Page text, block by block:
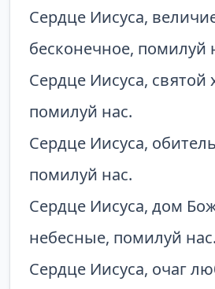
Сердце Иисуса,
бесконечное, помилуй
Сердце Иисуса,
помилуй нас.
Сердце Иисуса,
помилуй нас.
Сердце Иисуса, дом
небесные, помилуй нас.
Сердце Иисуса, очаг